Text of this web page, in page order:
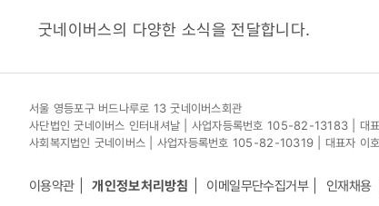
굿네이버스의 다양한 소식을 전달합니다.
서울 영등포구 버드나루로 13 굿네이버스회관
사단법인 굿네이버스 인터내셔날 | 사업자등록번호 105-82-13183 | 대
사회복지법인 굿네이버스 | 사업자등록번호 105-82-10319 | 대표자 이
이용약관 개인정보처리방침 이메일무단수집거부 인재채용